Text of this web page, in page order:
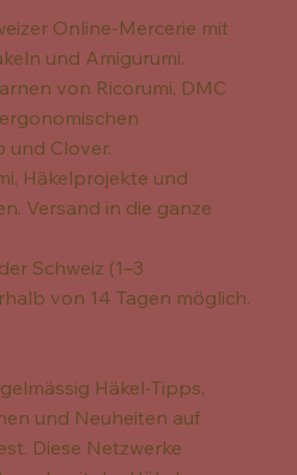
Online-Mercerie mit
und Amigurumi.
von Ricorumi, DMC
und Clover.
Häkelprojekte und
Versand in die ganze
Schweiz (1–3
von 14 Tagen möglich.
Häkel-Tipps,
und Neuheiten auf
Diese Netzwerke